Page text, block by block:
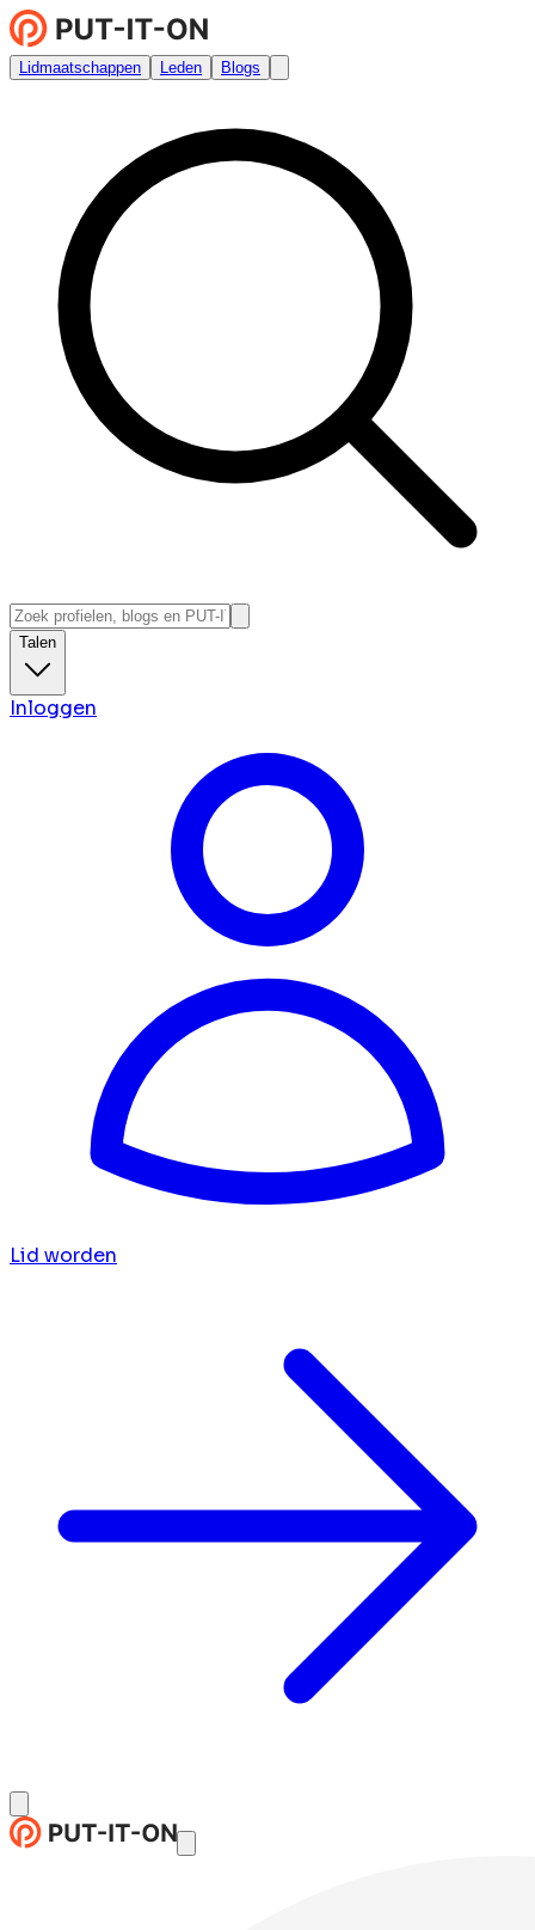
Lidmaatschappen Leden Blogs
Talen
Inloggen
Lid worden